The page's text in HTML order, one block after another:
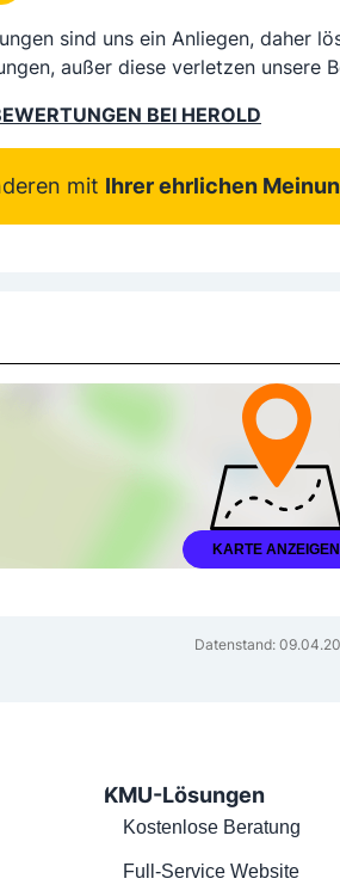
sind uns ein Anliegen, daher
außer diese verletzen unsere
BEI HEROLD
mit Ihrer ehrlichen
KARTE ANZEIGEN
Datenstand:
KMU-Lösungen
Kostenlose Beratung
Full-Service Website